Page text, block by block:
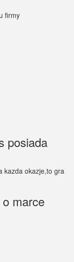
posiada
kazda okazje,to gra
marce